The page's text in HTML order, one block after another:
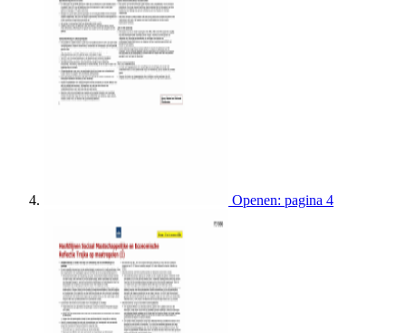
Openen: pagina 4